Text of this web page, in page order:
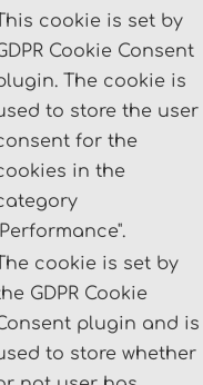
cookie is set by
Cookie Consent
The cookie is
to store the user
for the
in the
cookie is set by
GDPR Cookie
plugin and is
to store whether